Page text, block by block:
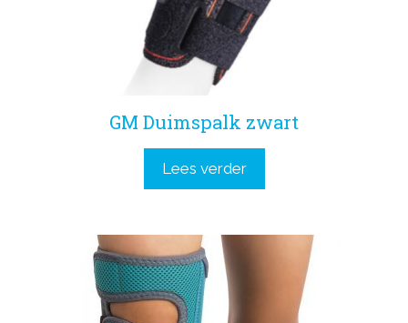
GM Duimspalk zwart
Lees verder